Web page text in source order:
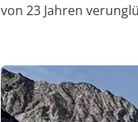
von 23 Jahren